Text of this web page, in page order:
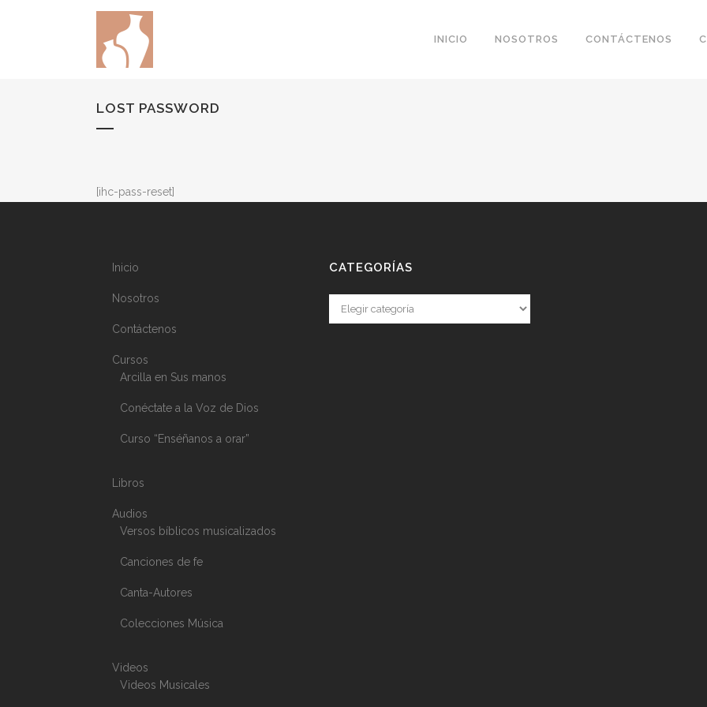
INICIO NOSOTROS CONTÁCTENOS
LOST PASSWORD
[ihc-pass-reset]
Inicio
Nosotros
Contáctenos
Cursos
Arcilla en Sus manos
Conéctate a la Voz de Dios
Curso “Enséñanos a orar”
Libros
Audios
Versos bíblicos musicalizados
Canciones de fe
Canta-Autores
Colecciones Música
Videos
Videos Musicales
CATEGORÍAS
Categorías